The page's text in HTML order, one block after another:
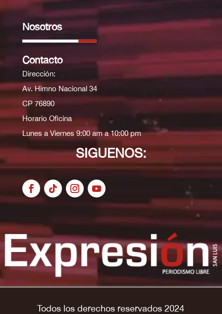
Nosotros
Contacto
Dirección:
Av. Himno Nacional 34
CP 76890
Horario Oficina
Lunes a Viernes 9:00 am a 10:00 pm
SIGUENOS:
Todos los derechos reservados 2024